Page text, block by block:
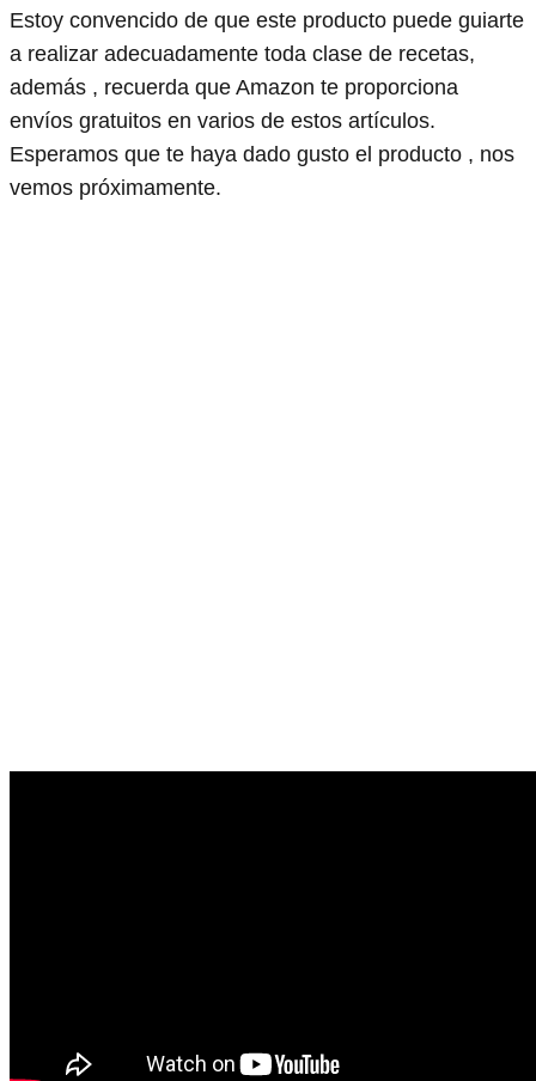
Estoy convencido de que este producto puede guiarte
a realizar adecuadamente toda clase de recetas,
además , recuerda que Amazon te proporciona
envíos gratuitos en varios de estos artículos.
Esperamos que te haya dado gusto el producto , nos
vemos próximamente.